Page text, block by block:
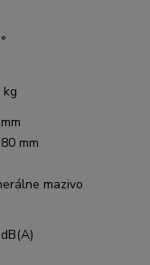
kg
mm
mazivo